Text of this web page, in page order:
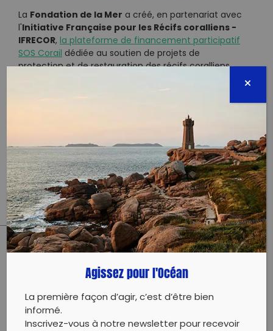
La Fondation de la Mer a créé, en partenariat avec
l'Initiative Française pour les Récifs coralliens -
IFRECOR, la plateforme de financement participatif
SOS Corail dédiée au soutien de projets de
protection et de restauration des récifs coralliens,
Partager sur Facebook
Twitter
Copy to clipboard
Agissez pour l'Océan
La première façon d’agir, c’est d’être bien
informé.
Inscrivez-vous à notre newsletter pour recevoir